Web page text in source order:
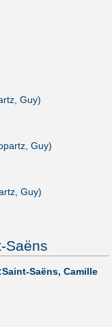
Guy)
Guy)
Guy)
Saëns
Saëns, Camille